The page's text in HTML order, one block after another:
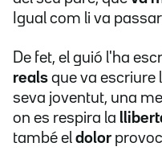
Igual com li va
De fet, el guió l'ha
reals que va escriure
seva joventut, una
on es respira la
també el dolor